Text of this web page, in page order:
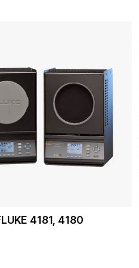
4181, 4180